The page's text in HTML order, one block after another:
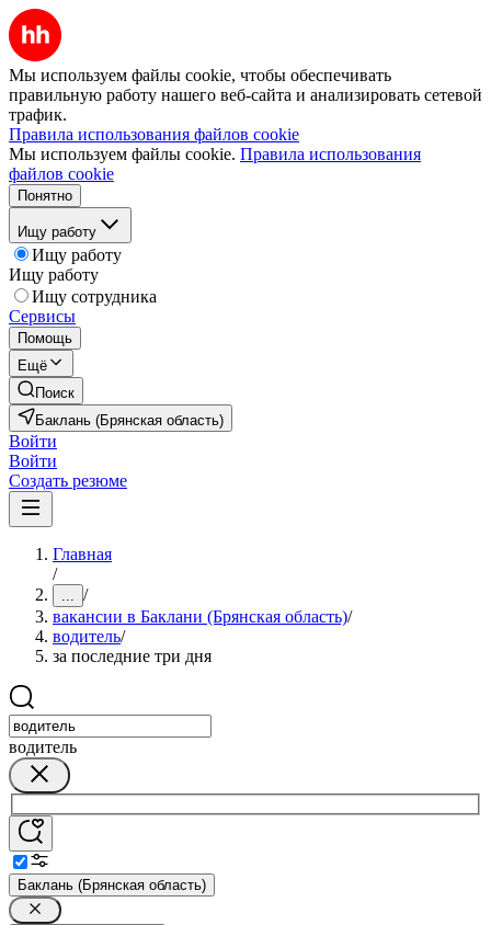
Мы используем файлы cookie, чтобы обеспечивать
правильную работу нашего веб-сайта и анализировать сетевой
трафик.
Правила использования файлов cookie
Мы используем файлы cookie. Правила использования
файлов cookie
Понятно
Ищу работу
Ищу работу
Ищу работу
Ищу сотрудника
Сервисы
Помощь
Ещё
Поиск
Баклань (Брянская область)
Войти
Войти
Создать резюме
Главная
/
... /
вакансии в Баклани (Брянская область)/
водитель/
за последние три дня
водитель
Баклань (Брянская область)